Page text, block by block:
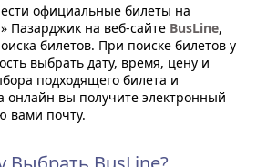
официальные билеты на
Пазарджик на веб-сайте BusLine,
билетов. При поиске билетов у
выбрать дату, время, цену и
подходящего билета и
онлайн вы получите электронный
вами почту.